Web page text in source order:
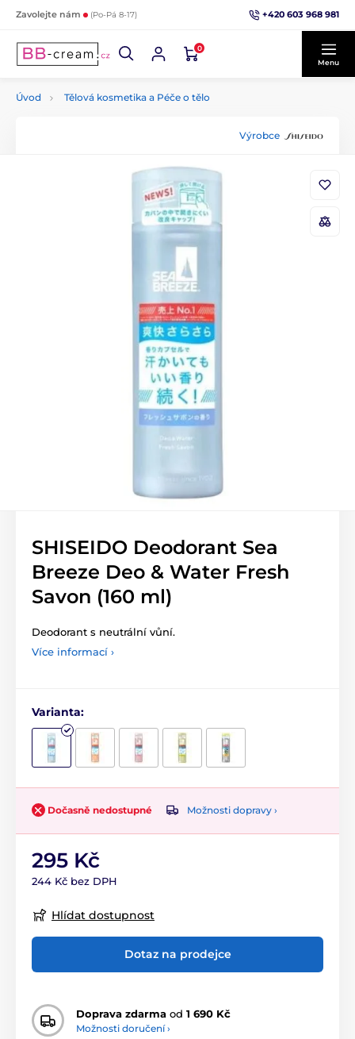
Zavolejte nám (Po-Pá 8-17) +420 603 968 981
0
Menu
Úvod Tělová kosmetika a Péče o tělo
Výrobce
SHISEIDO Deodorant Sea
Breeze Deo & Water Fresh
Savon (160 ml)
Deodorant s neutrální vůní.
Více informací ›
Varianta:
Dočasně nedostupné Možnosti dopravy ›
295 Kč
244 Kč bez DPH
Hlídat dostupnost
Dotaz na prodejce
Doprava zdarma od 1 690 Kč
Možnosti doručení ›